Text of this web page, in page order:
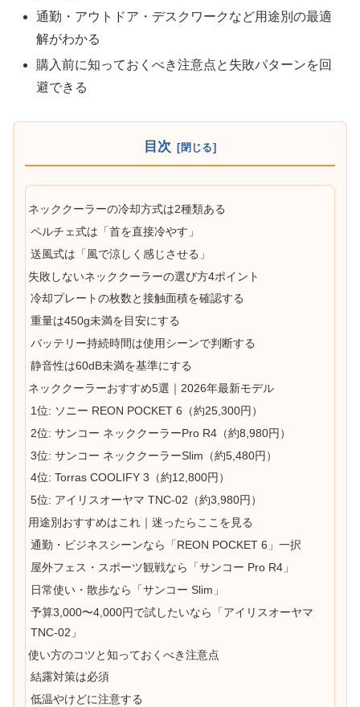
通勤・アウトドア・デスクワークなど用途別の最適
解がわかる
購入前に知っておくべき注意点と失敗パターンを回
避できる
目次
ネッククーラーの冷却方式は2種類ある
ペルチェ式は「首を直接冷やす」
送風式は「風で涼しく感じさせる」
失敗しないネッククーラーの選び方4ポイント
冷却プレートの枚数と接触面積を確認する
重量は450g未満を目安にする
バッテリー持続時間は使用シーンで判断する
静音性は60dB未満を基準にする
ネッククーラーおすすめ5選｜2026年最新モデル
1位: ソニー REON POCKET 6（約25,300円）
2位: サンコー ネッククーラーPro R4（約8,980円）
3位: サンコー ネッククーラーSlim（約5,480円）
4位: Torras COOLIFY 3（約12,800円）
5位: アイリスオーヤマ TNC-02（約3,980円）
用途別おすすめはこれ｜迷ったらここを見る
通勤・ビジネスシーンなら「REON POCKET 6」一択
屋外フェス・スポーツ観戦なら「サンコー Pro R4」
日常使い・散歩なら「サンコー Slim」
予算3,000〜4,000円で試したいなら「アイリスオーヤマ
TNC-02」
使い方のコツと知っておくべき注意点
結露対策は必須
低温やけどに注意する